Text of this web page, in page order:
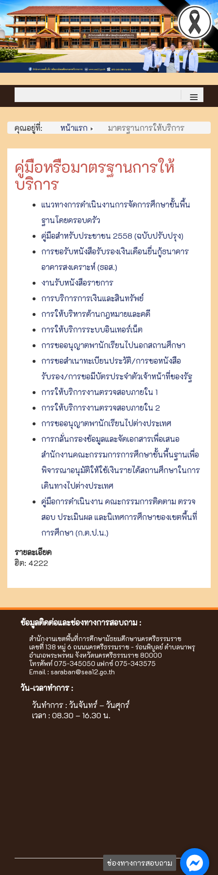
ช่องทางการสอบถาม
≡
คุณอยู่ที่: หน้าแรก มาตรฐานการให้บริการ
คู่มือหรือมาตรฐานการให้
บริการ
แนวทางการดำเนินงานการจัดการศึกษาขั้นพื้น
ฐานโดยครอบครัว
คู่มือสำหรับประชาชน 2558 (ฉบับปรับปรุง)
การขอรับหนังสือรับรองเงินเดือนยื่นกู้ธนาคาร
อาคารสงเคราะห์ (ธอส.)
งานรับหนังสือราชการ
การบริการการเงินและสินทรัพย์
การให้บริหารด้านกฎหมายและคดี
การให้บริการระบบอินเทอร์เน็ต
การขออนุญาตพานักเรียนไปนอกสถานศึกษา
การขอสำเนาทะเบียนประวัติ/การขอหนังสือ
รับรอง/การขอมีบัตรประจําตัวเจ้าหน้าที่ของรัฐ
การให้บริการงานตรวจสอบภายใน 1
การให้บริการงานตรวจสอบภายใน 2
การขออนุญาตพานักเรียนไปต่างประเทศ
การกลั่นกรองข้อมูลและจัดเอกสารเพื่อเสนอ
สำนักงานคณะกรรมการการศึกษาขั้นพื้นฐานเพื่อ
พิจารณาอนุมัติให้ใช้เงินรายได้สถานศึกษาในการ
เดินทางไปต่างประเทศ
คู่มือการดำเนินงาน คณะกรรมการติดตาม ตรวจ
สอบ ประเมินผล และนิเทศการศึกษาของเขตพื้นที่
การศึกษา (ก.ต.ป.น.)
รายละเอียด
ฮิต: 4222
ข้อมูลติดต่อและช่องทางการสอบถาม :
สำนักงานเขตพื้นที่การศึกษามัธยมศึกษานครศรีธรรมราช
เลขที่ 138 หมู่ 6 ถนนนครศรีธรรมราช - ร่อนพิบูลย์ ตำบลนาพรุ
อำเภอพระพรหม จังหวัดนครศรีธรรมราช 80000
โทรศัพท์ 075-345050 แฟกซ์ 075-343575
Email : saraban@sea12.go.th
วัน-เวลาทำการ :
วันทำการ : วันจันทร์ – วันศุกร์
เวลา : 08.30 – 16.30 น.